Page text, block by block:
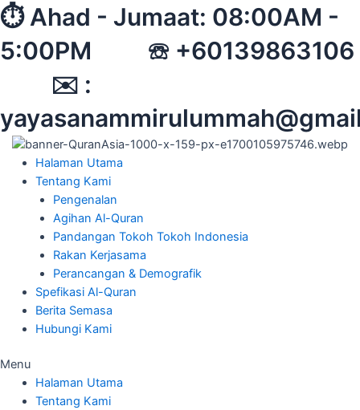
Skip
to
content
⏱︎ Ahad - Jumaat: 08:00AM -
5:00PM ☏ +60139863106
✉︎ :
Halaman Utama
Tentang Kami
Pengenalan
Agihan Al-Quran
Pandangan Tokoh Tokoh Indonesia
Rakan Kerjasama
Perancangan & Demografik
Spefikasi Al-Quran
Berita Semasa
Hubungi Kami
Menu
Halaman Utama
Tentang Kami